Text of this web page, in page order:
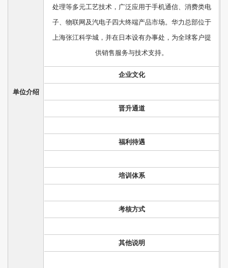
单位介绍
处理等多元工艺技术，广泛应用于手机通信、消费类电
子、物联网及汽电子四大终端产品市场。华力总部位于
上海张江科学城，并在日本设有办事处，为全球客户提
供销售服务与技术支持。
企业文化
晋升通道
福利待遇
培训体系
考核方式
其他说明